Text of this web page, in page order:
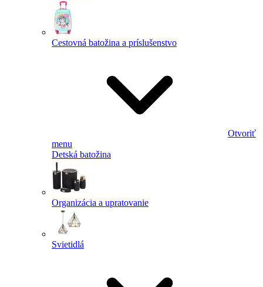
Cestovná batožina a príslušenstvo
Otvoriť
menu
Detská batožina
Organizácia a upratovanie
Svietidlá